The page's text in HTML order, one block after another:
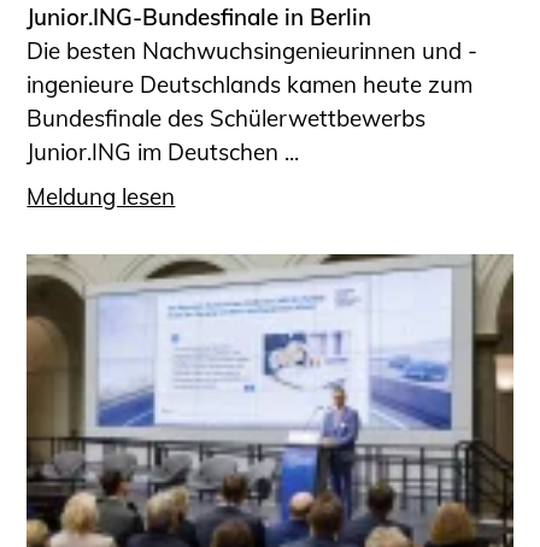
Junior.ING-Bundesfinale in Berlin
Die besten Nachwuchsingenieurinnen und -
ingenieure Deutschlands kamen heute zum
Bundesfinale des Schülerwettbewerbs
Junior.ING im Deutschen ...
Meldung lesen